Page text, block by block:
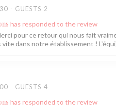
- GUESTS 2
has responded to the review
pour ce retour qui nous fait
dans notre établissement !
- GUESTS 4
has responded to the review